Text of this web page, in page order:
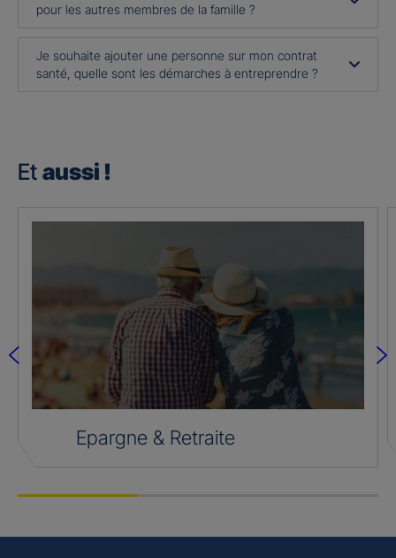
pour les autres membres de la famille ?
Je souhaite ajouter une personne sur mon contrat
santé, quelle sont les démarches à entreprendre ?
Et aussi !
Epargne & Retraite